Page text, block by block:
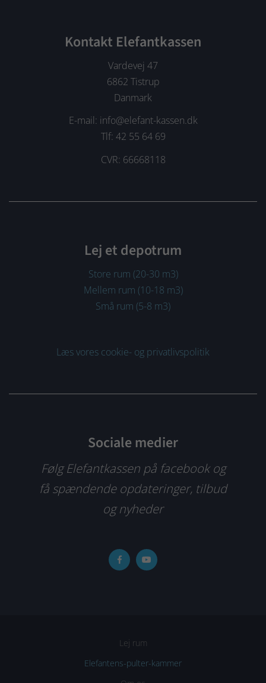
Kontakt Elefantkassen
Vardevej 47
6862 Tistrup
Danmark
E-mail: info@elefant-kassen.dk
Tlf: 42 55 64 69
CVR: 66668118
Lej et depotrum
Store rum (20-30 m3)
Mellem rum (10-18 m3)
Små rum (5-8 m3)
Læs vores cookie- og privatlivspolitik
Sociale medier
Følg Elefantkassen på facebook og
få spændende opdateringer, tilbud
og nyheder
Lej rum
Elefantens-pulter-kammer